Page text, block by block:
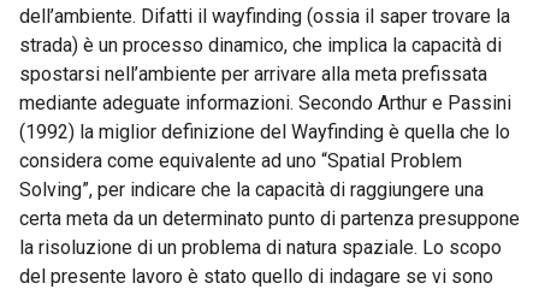
dell’ambiente. Difatti il wayfinding (ossia il saper trovare la
strada) è un processo dinamico, che implica la capacità di
spostarsi nell’ambiente per arrivare alla meta prefissata
mediante adeguate informazioni. Secondo Arthur e Passini
(1992) la miglior definizione del Wayfinding è quella che lo
considera come equivalente ad uno “Spatial Problem
Solving”, per indicare che la capacità di raggiungere una
certa meta da un determinato punto di partenza presuppone
la risoluzione di un problema di natura spaziale. Lo scopo
del presente lavoro è stato quello di indagare se vi sono